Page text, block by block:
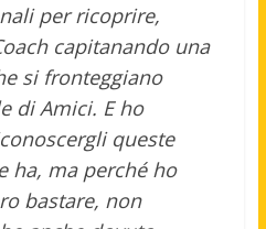
per ricoprire,
capitanando una
si fronteggiano
di Amici. E ho
queste
ha, ma perché ho
bastare, non